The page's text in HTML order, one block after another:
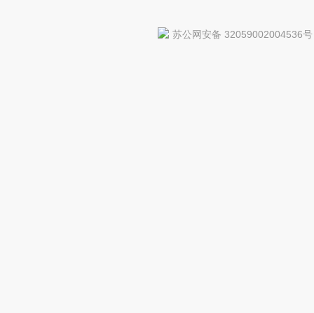
苏公网安备 32059002004536号